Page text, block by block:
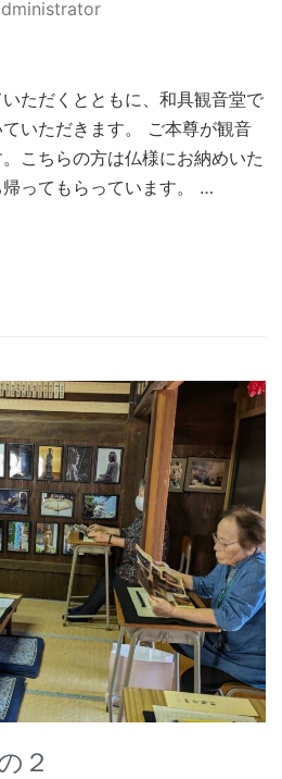
ただくとともに、和具観音堂で
いただきます。 ご本尊が観音
こちらの方は仏様にお納めいた
ってもらっています。 …
２